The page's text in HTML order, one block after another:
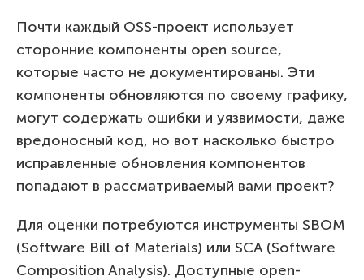
Почти каждый OSS-проект использует
сторонние компоненты open source,
которые часто не документированы. Эти
компоненты обновляются по своему графику,
могут содержать ошибки и уязвимости, даже
вредоносный код, но вот насколько быстро
исправленные обновления компонентов
попадают в рассматриваемый вами проект?
Для оценки потребуются инструменты SBOM
(Software Bill of Materials) или SCA (Software
Composition Analysis). Доступные open-